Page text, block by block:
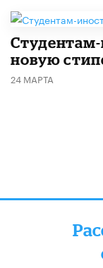
новую
24 МАРТА